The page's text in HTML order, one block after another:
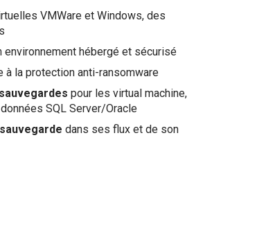
VMWare et Windows, des
environnement hébergé et sécurisé
à la protection anti-ransomware
sauvegardes pour les virtual machine,
SQL Server/Oracle
sauvegarde dans ses flux et de son